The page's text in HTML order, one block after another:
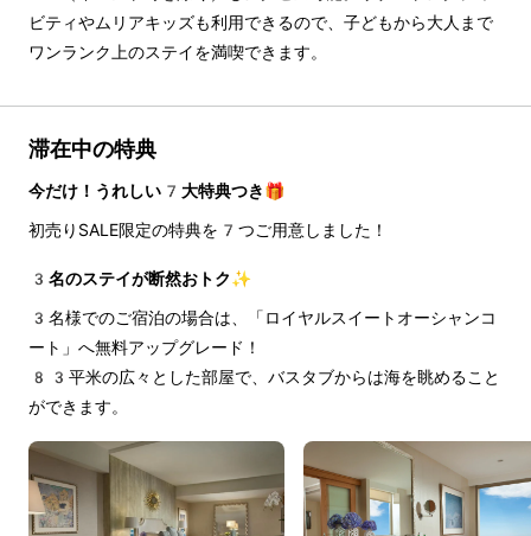
ビティやムリアキッズも利用できるので、子どもから大人まで
ワンランク上のステイを満喫できます。
滞在中の特典
今だけ！うれしい7大特典つき🎁
初売りSALE限定の特典を7つご用意しました！
3名のステイが断然おトク✨
3名様でのご宿泊の場合は、「ロイヤルスイートオーシャンコ
ート」へ無料アップグレード！
83平米の広々とした部屋で、バスタブからは海を眺めること
ができます。